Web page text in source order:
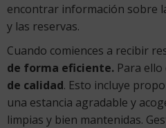
encontrar información sobre
y las reservas.
Cuando comiences a recibir
de forma eficiente. Para
de calidad. Esto incluye
una estancia agradable y
limpias y bien mantenidas.